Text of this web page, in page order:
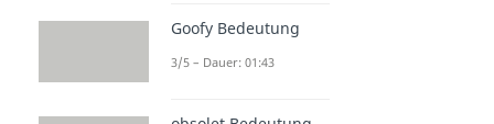
Goofy Bedeutung
3/5 – Dauer: 01:43